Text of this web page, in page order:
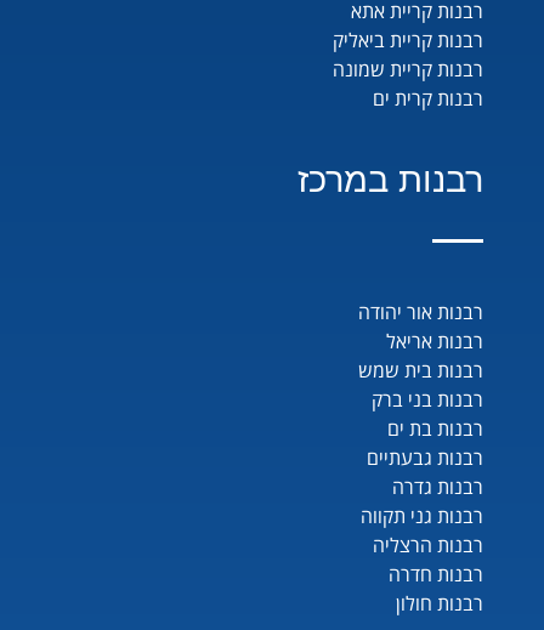
רבנות קריית אתא
רבנות קריית ביאליק
רבנות קריית שמונה
רבנות קרית ים
רבנות במרכז
רבנות אור יהודה
רבנות אריאל
רבנות בית שמש
רבנות בני ברק
רבנות בת ים
רבנות גבעתיים
רבנות גדרה
רבנות גני תקווה
רבנות הרצליה
רבנות חדרה
רבנות חולון